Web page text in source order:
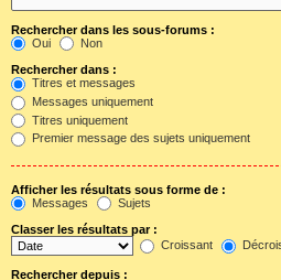
Rechercher dans les sous-forums :
Oui
Non
Rechercher dans :
Titres et messages
Messages uniquement
Titres uniquement
Premier message des sujets uniquement
Afficher les résultats sous forme de :
Messages
Sujets
Classer les résultats par :
Croissant
Rechercher depuis :